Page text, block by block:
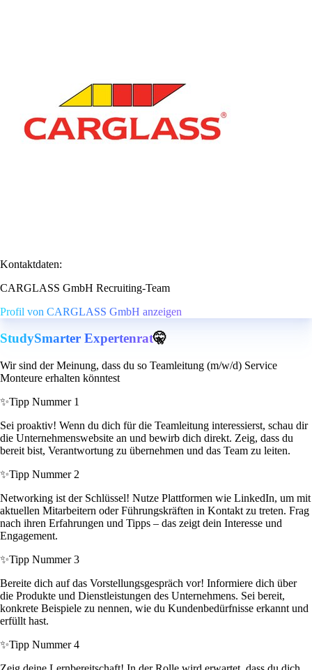
Kontaktdaten:
CARGLASS GmbH Recruiting-Team
Profil von CARGLASS GmbH anzeigen
StudySmarter Expertenrat🤫
Wir sind der Meinung, dass du so Teamleitung (m/w/d) Service
Monteure erhalten könntest
✨Tipp Nummer 1
Sei proaktiv! Wenn du dich für die Teamleitung interessierst, schau dir
die Unternehmenswebsite an und bewirb dich direkt. Zeig, dass du
bereit bist, Verantwortung zu übernehmen und das Team zu leiten.
✨Tipp Nummer 2
Networking ist der Schlüssel! Nutze Plattformen wie LinkedIn, um mit
aktuellen Mitarbeitern oder Führungskräften in Kontakt zu treten. Frag
nach ihren Erfahrungen und Tipps – das zeigt dein Interesse und
Engagement.
✨Tipp Nummer 3
Bereite dich auf das Vorstellungsgespräch vor! Informiere dich über
die Produkte und Dienstleistungen des Unternehmens. Sei bereit,
konkrete Beispiele zu nennen, wie du Kundenbedürfnisse erkannt und
erfüllt hast.
✨Tipp Nummer 4